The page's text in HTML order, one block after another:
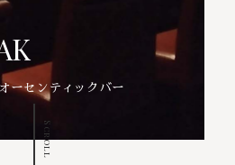
ーセンティックバー
Scroll